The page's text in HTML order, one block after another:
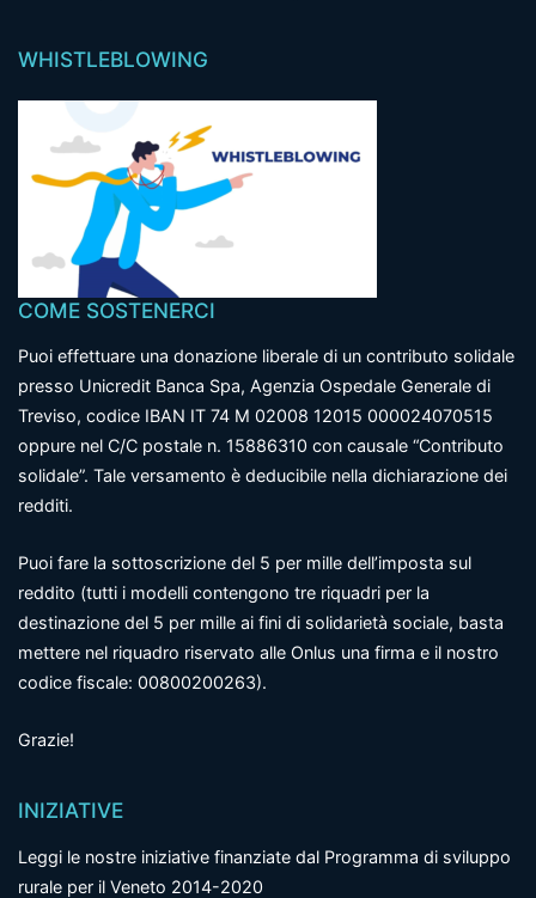
WHISTLEBLOWING
COME SOSTENERCI
Puoi effettuare una donazione liberale di un contributo solidale
presso Unicredit Banca Spa, Agenzia Ospedale Generale di
Treviso, codice IBAN IT 74 M 02008 12015 000024070515
oppure nel C/C postale n. 15886310 con causale “Contributo
solidale”. Tale versamento è deducibile nella dichiarazione dei
redditi.
Puoi fare la sottoscrizione del 5 per mille dell’imposta sul
reddito (tutti i modelli contengono tre riquadri per la
destinazione del 5 per mille ai fini di solidarietà sociale, basta
mettere nel riquadro riservato alle Onlus una firma e il nostro
codice fiscale: 00800200263).
Grazie!
INIZIATIVE
Leggi le nostre iniziative finanziate dal Programma di sviluppo
rurale per il Veneto 2014-2020